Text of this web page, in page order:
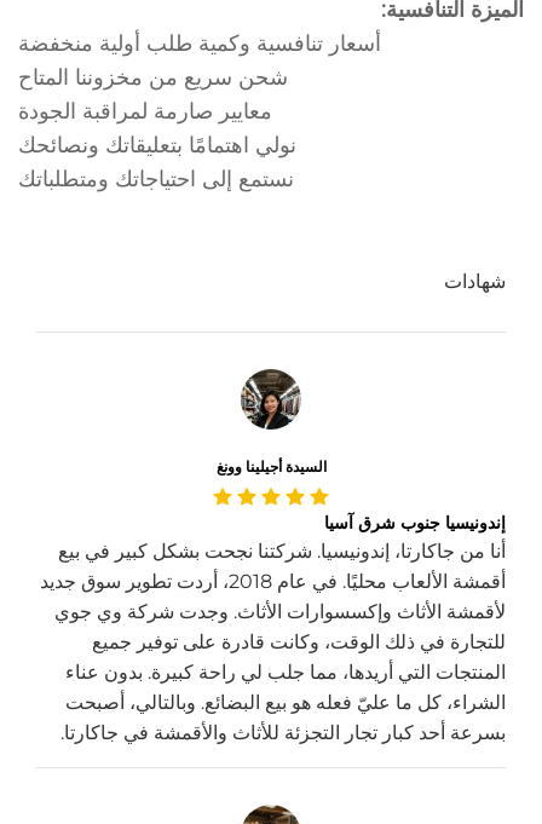
الميزة التنافسية:
أسعار تنافسية وكمية طلب أولية منخفضة
شحن سريع من مخزوننا المتاح
معايير صارمة لمراقبة الجودة
نولي اهتمامًا بتعليقاتك ونصائحك
نستمع إلى احتياجاتك ومتطلباتك
شهادات
السيدة أجيلينا وونغ
إندونيسيا جنوب شرق آسيا
أنا من جاكارتا، إندونيسيا. شركتنا نجحت بشكل كبير في بيع
أقمشة الألعاب محليًا. في عام 2018، أردت تطوير سوق جديد
لأقمشة الأثاث وإكسسوارات الأثاث. وجدت شركة وي جوي
للتجارة في ذلك الوقت، وكانت قادرة على توفير جميع
المنتجات التي أريدها، مما جلب لي راحة كبيرة. بدون عناء
الشراء، كل ما عليّ فعله هو بيع البضائع. وبالتالي، أصبحت
بسرعة أحد كبار تجار التجزئة للأثاث والأقمشة في جاكارتا.